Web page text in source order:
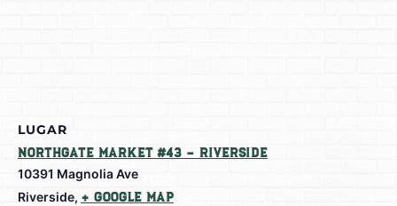
LUGAR
Northgate Market #43 – Riverside
10391 Magnolia Ave
Riverside, + Google Map